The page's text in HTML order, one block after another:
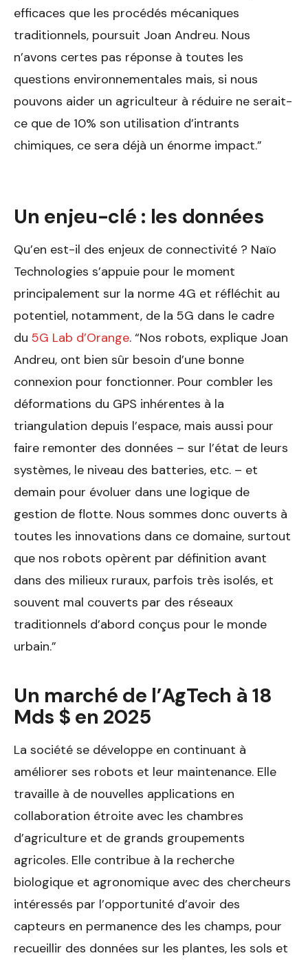
efficaces que les procédés mécaniques
traditionnels, poursuit Joan Andreu. Nous
n’avons certes pas réponse à toutes les
questions environnementales mais, si nous
pouvons aider un agriculteur à réduire ne serait-
ce que de 10% son utilisation d’intrants
chimiques, ce sera déjà un énorme impact.”
Un enjeu-clé : les données
Qu’en est-il des enjeux de connectivité ? Naïo
Technologies s’appuie pour le moment
principalement sur la norme 4G et réfléchit au
potentiel, notamment, de la 5G dans le cadre
du 5G Lab d’Orange. “Nos robots, explique Joan
Andreu, ont bien sûr besoin d’une bonne
connexion pour fonctionner. Pour combler les
déformations du GPS inhérentes à la
triangulation depuis l’espace, mais aussi pour
faire remonter des données – sur l’état de leurs
systèmes, le niveau des batteries, etc. – et
demain pour évoluer dans une logique de
gestion de flotte. Nous sommes donc ouverts à
toutes les innovations dans ce domaine, surtout
que nos robots opèrent par définition avant
dans des milieux ruraux, parfois très isolés, et
souvent mal couverts par des réseaux
traditionnels d’abord conçus pour le monde
urbain.”
Un marché de l’AgTech à 18
Mds $ en 2025
La société se développe en continuant à
améliorer ses robots et leur maintenance. Elle
travaille à de nouvelles applications en
collaboration étroite avec les chambres
d’agriculture et de grands groupements
agricoles. Elle contribue à la recherche
biologique et agronomique avec des chercheurs
intéressés par l’opportunité d’avoir des
capteurs en permanence des les champs, pour
recueillir des données sur les plantes, les sols et